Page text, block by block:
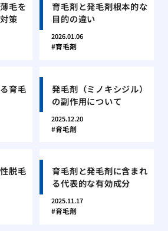
毛を
策
育毛剤と発毛剤根本的な
目的の違い
2026.01.06
育毛剤
育毛
発毛剤（ミノキシジル）
の副作用について
2025.12.20
育毛剤
脱毛
育毛剤と発毛剤に含まれ
る代表的な有効成分
2025.11.17
育毛剤